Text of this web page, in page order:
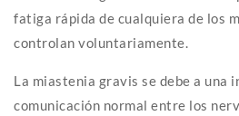
fatiga rápida de cualquiera de los
controlan voluntariamente.
La miastenia gravis se debe a una
comunicación normal entre los